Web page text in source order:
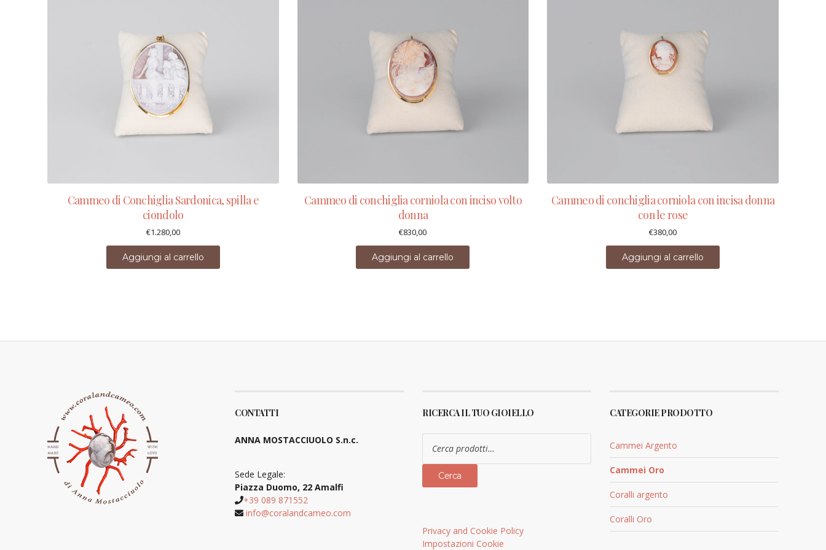
Cammeo di Conchiglia Sardonica, spilla e
ciondolo
€1.280,00
Aggiungi al carrello
Cammeo di conchiglia corniola con inciso volto
donna
€830,00
Aggiungi al carrello
Cammeo di conchiglia corniola con incisa donna
con le rose
€380,00
Aggiungi al carrello
CONTATTI
ANNA MOSTACCIUOLO S.n.c.
Sede Legale:
Piazza Duomo, 22 Amalfi
+39 089 871552
info@coralandcameo.com
RICERCA IL TUO GIOIELLO
Cerca:
Cerca
Privacy and Cookie Policy
Impostazioni Cookie
CATEGORIE PRODOTTO
Cammei Argento
Cammei Oro
Coralli argento
Coralli Oro